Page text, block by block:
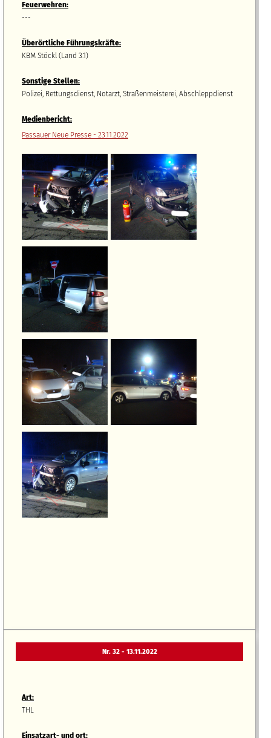
Feuerwehren:
---
Überörtliche Führungskräfte:
KBM Stöckl (Land 3.1)
Sonstige Stellen:
Polizei, Rettungsdienst, Notarzt, Straßenmeisterei, Abschleppdienst
Medienbericht:
Passauer Neue Presse - 23.11.2022
Nr. 32 - 13.11.2022
Art:
THL
Einsatzart- und ort: